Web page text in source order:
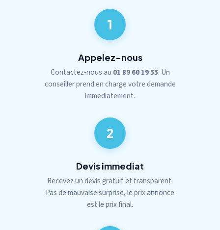
1
Appelez-nous
Contactez-nous au 01 89 60 19 55. Un
conseiller prend en charge votre demande
immediatement.
2
Devis immediat
Recevez un devis gratuit et transparent.
Pas de mauvaise surprise, le prix annonce
est le prix final.